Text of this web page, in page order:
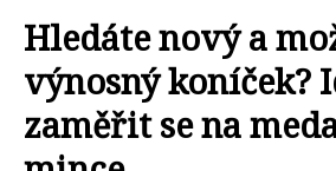
Hledáte nový a
výnosný koníček?
zaměřit se na